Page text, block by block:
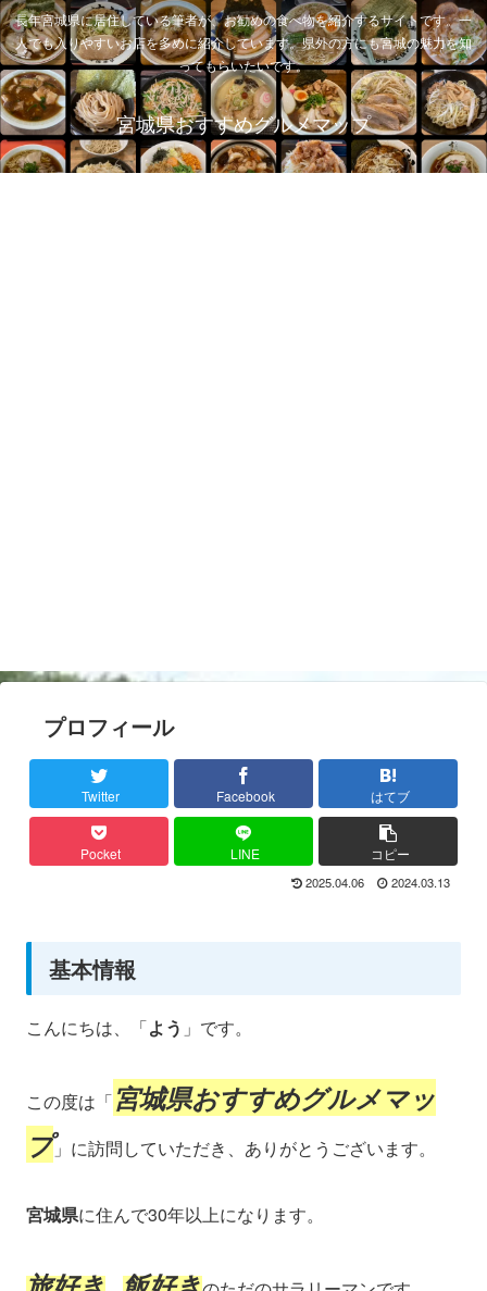
長年宮城県に居住している筆者が、お勧めの食べ物を紹介するサイトです。一
人でも入りやすいお店を多めに紹介しています。県外の方にも宮城の魅力を知
ってもらいたいです。
宮城県おすすめグルメマップ
プロフィール
Twitter Facebook はてブ
Pocket LINE コピー
2025.04.06 2024.03.13
基本情報
こんにちは、「よう 」です。
この度は「 宮城県おすすめグルメマッ
プ 」に訪問していただき、ありがとうございます。
宮城県に住んで30年以上になります。